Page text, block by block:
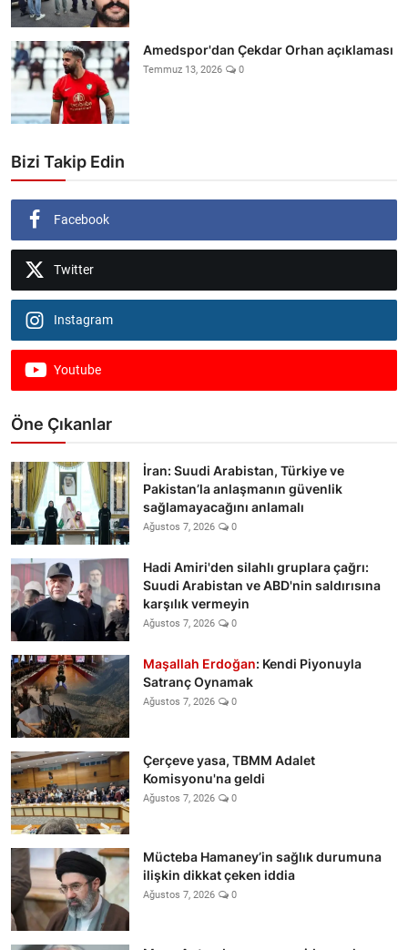
Amedspor'dan Çekdar Orhan açıklaması
Temmuz 13, 2026 0
Bizi Takip Edin
Facebook
Twitter
Instagram
Youtube
Öne Çıkanlar
İran: Suudi Arabistan, Türkiye ve
Pakistan’la anlaşmanın güvenlik
sağlamayacağını anlamalı
Ağustos 7, 2026 0
Hadi Amiri'den silahlı gruplara çağrı:
Suudi Arabistan ve ABD'nin saldırısına
karşılık vermeyin
Ağustos 7, 2026 0
Maşallah Erdoğan: Kendi Piyonuyla
Satranç Oynamak
Ağustos 7, 2026 0
Çerçeve yasa, TBMM Adalet
Komisyonu'na geldi
Ağustos 7, 2026 0
Mücteba Hamaney’in sağlık durumuna
ilişkin dikkat çeken iddia
Ağustos 7, 2026 0